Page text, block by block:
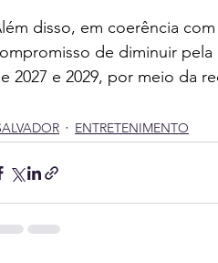
disso, em coerência
de diminuir
2027 e 2029, por meio da
ENTRETENIMENTO